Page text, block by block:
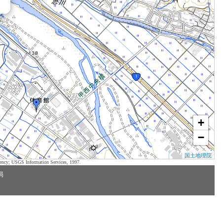
+
−
国土地理院
USGS Information Services, 1997.